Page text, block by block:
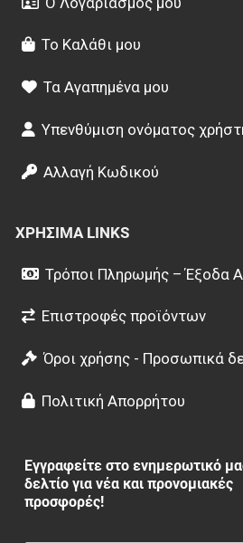
Το Καλάθι μου
Τα Αγαπημένα μου
Υπενθύμιση ονόματος
Αλλαγή Κωδικού
ΧΡΉΣΙΜΑ LINKS
Τρόποι Πληρωμής – Έξοδα
Επιστροφές προϊόντων
Όροι χρήσης - Προσωπικά
Πολιτική Απορρήτου
Εγγραφείτε στο ενημερωτικό
δελτίο για νέα και προνομιακές
προσφορές!